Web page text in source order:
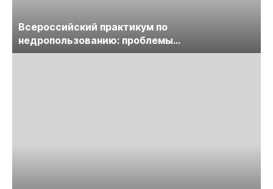
Всероссийский практикум по
недропользованию: проблемы
лицензирования, цифровизации, экспертизы